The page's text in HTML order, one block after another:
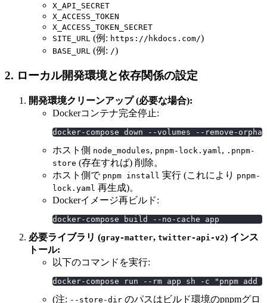
X_API_SECRET
X_ACCESS_TOKEN
X_ACCESS_TOKEN_SECRET
SITE_URL (例: https://hkdocs.com/)
BASE_URL (例: /)
2. ローカル開発環境と依存関係の設定
開発環境クリーンアップ (必要な場合):
Dockerコンテナ完全停止:
docker-compose down --volumes --remove-
ホスト側 node_modules, pnpm-lock.yaml, .pnpm-
store (存在すれば) 削除。
ホスト側で pnpm install 実行 (これにより pnpm-
lock.yaml 再生成)。
Dockerイメージ再ビルド:
docker-compose build --no-cache app
必要ライブラリ (gray-matter, twitter-api-v2) インス
トール:
以下のコマンドを実行:
docker-compose run --rm app sh -c "pnpm
(注: --store-dir のパスはビルド環境のpnpmグロ